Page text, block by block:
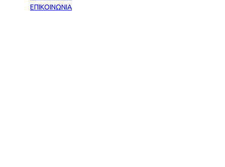
ΕΠΙΚΟΙΝΩΝΙΑ